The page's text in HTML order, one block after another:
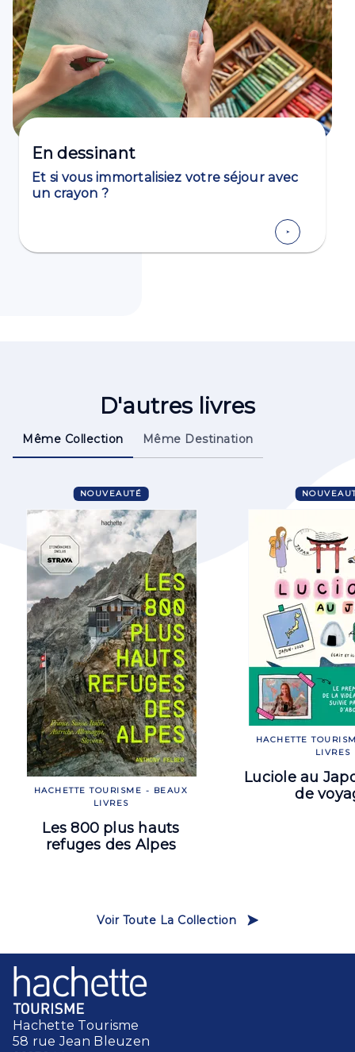
En dessinant
Et si vous immortalisiez votre séjour avec
un crayon ?
D'autres livres
Même Collection Même Destination
NOUVEAUTÉ
HACHETTE TOURISME - BEAUX
LIVRES
Les 800 plus hauts
refuges des Alpes
HACHETTE
LIVRES
Luciole au
de
Voir Toute La Collection
Hachette Tourisme
58 rue Jean Bleuzen